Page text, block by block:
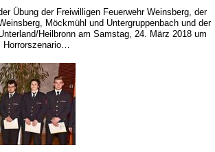
Übung der Freiwilligen Feuerwehr Weinsberg, der
Möckmühl und Untergruppenbach und der
Heilbronn am Samstag, 24. März 2018 um